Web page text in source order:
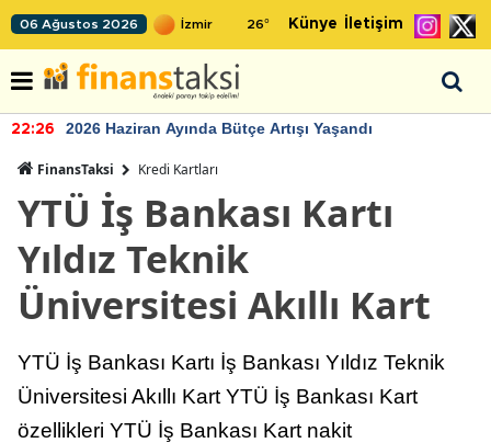
06 Ağustos 2026 26° Künye İletişim
22:26 2026 Haziran Ayında Bütçe Artışı Yaşandı
FinansTaksi Kredi Kartları
YTÜ İş Bankası Kartı
Yıldız Teknik
Üniversitesi Akıllı Kart
YTÜ İş Bankası Kartı İş Bankası Yıldız Teknik
Üniversitesi Akıllı Kart YTÜ İş Bankası Kart
özellikleri YTÜ İş Bankası Kart nakit